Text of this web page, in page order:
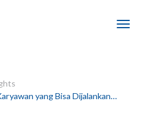
yang Bisa Dijalankan dari Rumah